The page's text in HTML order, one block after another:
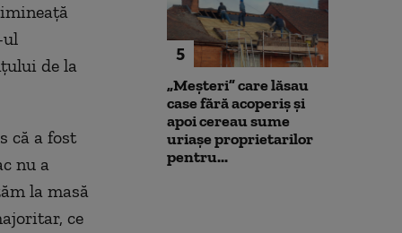
ul
de la
că a fost
nu a
la masă
ce
5
„Meșteri” care lăsau
case fără acoperiș și
apoi cereau sume
uriașe proprietarilor
pentru...